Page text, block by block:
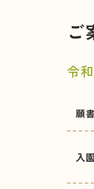
ご
令
願
入